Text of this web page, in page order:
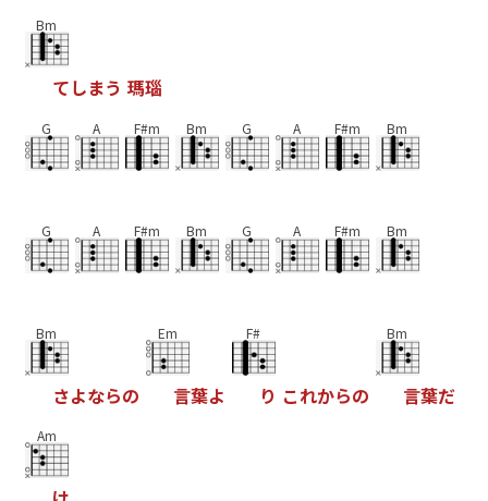
Bm
てしまう 瑪瑙
G A F#m Bm G A F#m Bm
G A F#m Bm G A F#m Bm
Bm
さよならの
Em
言葉よ
F#
り これからの
Bm
言葉だ
Am